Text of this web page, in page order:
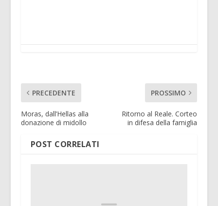
PRECEDENTE
Moras, dall’Hellas alla
donazione di midollo
PROSSIMO
Ritorno al Reale. Corteo
in difesa della famiglia
POST CORRELATI